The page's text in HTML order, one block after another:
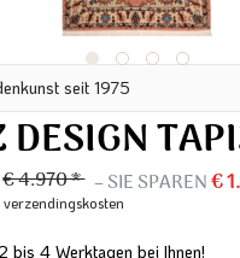
seit 1975
€ 4.970 * – SIE SPAREN€
verzendingskosten
bis 4 Werktagen bei Ihnen!